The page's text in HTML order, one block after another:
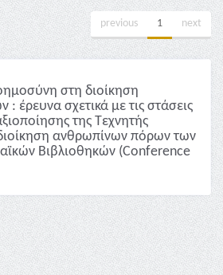
previous 1 next
στη διοίκηση
έρευνα σχετικά με τις στάσεις
της Τεχνητής
ανθρωπίνων πόρων των
Βιβλιοθηκών (Conference